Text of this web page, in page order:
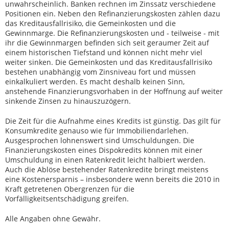
unwahrscheinlich. Banken rechnen im Zinssatz verschiedene
Positionen ein. Neben den Refinanzierungskosten zählen dazu
das Kreditausfallrisiko, die Gemeinkosten und die
Gewinnmarge. Die Refinanzierungskosten und - teilweise - mit
ihr die Gewinnmargen befinden sich seit geraumer Zeit auf
einem historischen Tiefstand und können nicht mehr viel
weiter sinken. Die Gemeinkosten und das Kreditausfallrisiko
bestehen unabhängig vom Zinsniveau fort und müssen
einkalkuliert werden. Es macht deshalb keinen Sinn,
anstehende Finanzierungsvorhaben in der Hoffnung auf weiter
sinkende Zinsen zu hinauszuzögern.
Die Zeit für die Aufnahme eines Kredits ist günstig. Das gilt für
Konsumkredite genauso wie für Immobiliendarlehen.
Ausgesprochen lohnenswert sind Umschuldungen. Die
Finanzierungskosten eines Dispokredits können mit einer
Umschuldung in einen Ratenkredit leicht halbiert werden.
Auch die Ablöse bestehender Ratenkredite bringt meistens
eine Kostenersparnis – insbesondere wenn bereits die 2010 in
Kraft getretenen Obergrenzen für die
Vorfälligkeitsentschädigung greifen.
Alle Angaben ohne Gewähr.